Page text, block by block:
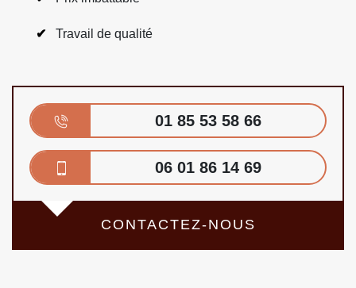
Travail de qualité
01 85 53 58 66
06 01 86 14 69
CONTACTEZ-NOUS